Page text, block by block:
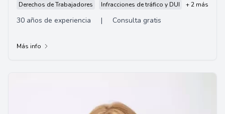
Derechos de Trabajadores
Infracciones de tráfico y DUI + 2 más
30 años de experiencia | Consulta gratis
Más info